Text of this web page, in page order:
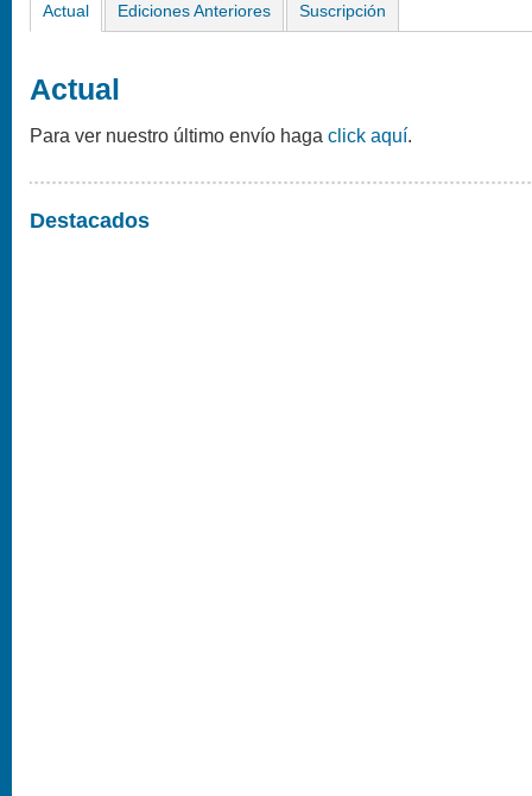
Actual Ediciones Anteriores Suscripción
Actual
Para ver nuestro último envío haga click aquí.
Destacados